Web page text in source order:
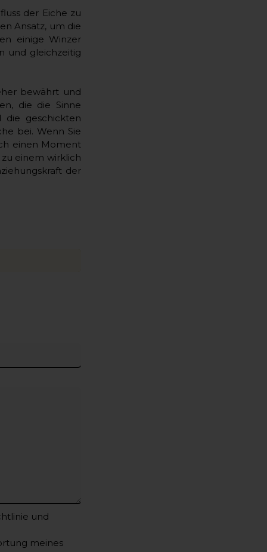
der Eiche zu
Ansatz, um die
einige Winzer
und gleichzeitig
bewährt und
die die Sinne
die geschickten
bei. Wenn Sie
einen Moment
einem wirklich
der
und
meines